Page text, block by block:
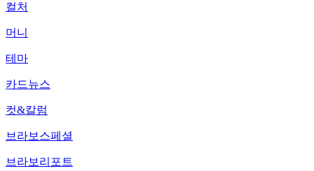
컬처
머니
테마
카드뉴스
컷&칼럼
브라보스페셜
브라보리포트